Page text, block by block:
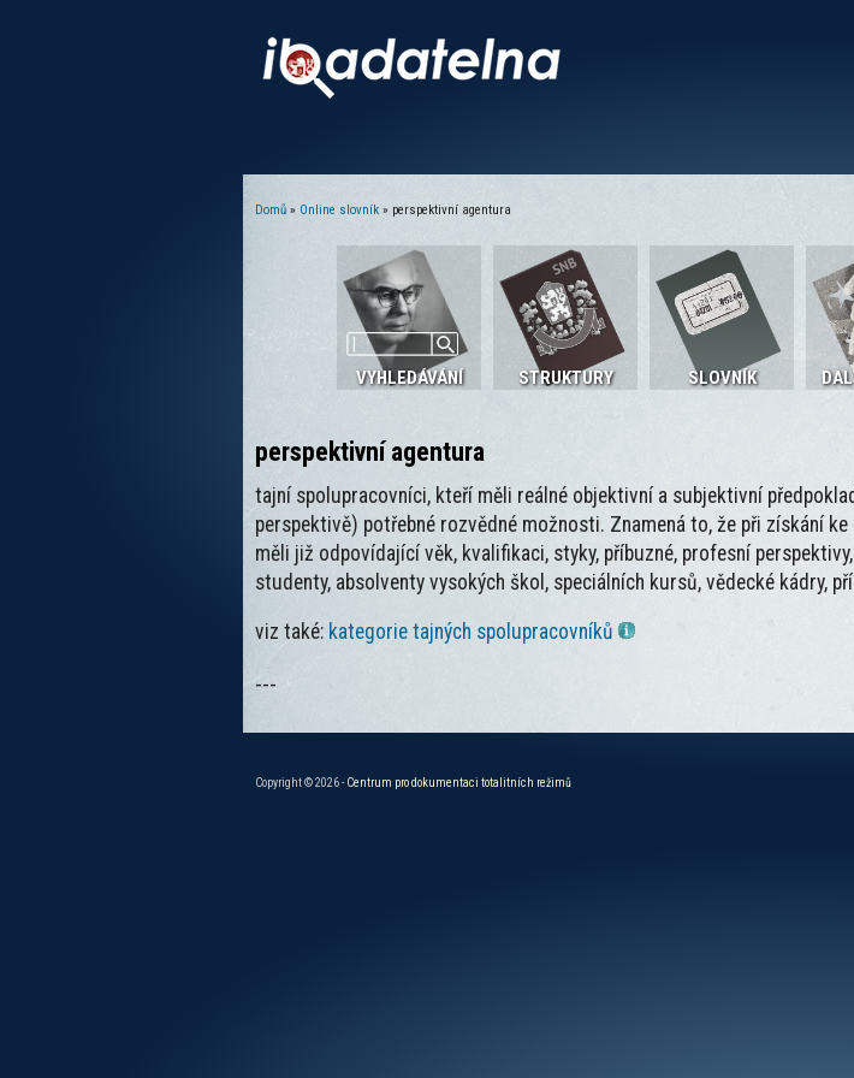
Domů » Online slovník » perspektivní agentura
VYHLEDÁVÁNÍ STRUKTURY SLOVNÍK
perspektivní agentura
tajní spolupracovníci, kteří měli reálné objektivní a subjektivní
perspektivě) potřebné rozvědné možnosti. Znamená to, že při získání
měli již odpovídající věk, kvalifikaci, styky, příbuzné, profesní
studenty, absolventy vysokých škol, speciálních kursů, vědecké kádry,
viz také: kategorie tajných spolupracovníků
---
Copyright © 2026 -Centrum pro dokumentaci totalitních režimů